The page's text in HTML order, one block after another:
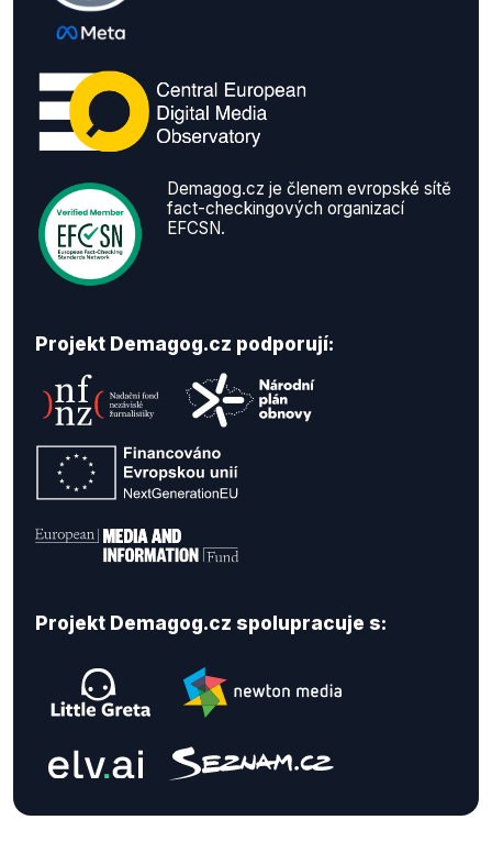
Demagog.cz je členem evropské sítě
fact-checkingových organizací
EFCSN.
Projekt Demagog.cz podporují:
Projekt Demagog.cz spolupracuje s: